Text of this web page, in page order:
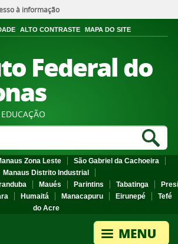
à informação
ALTO CONTRASTE MAPA DO SITE
Federal do
Zona Leste
São Gabriel da Cachoeira
Manaus Distrito Industrial
Maués Parintins Tabatinga
Humaitá Manacapuru Eirunepé
Tefé
do Acre